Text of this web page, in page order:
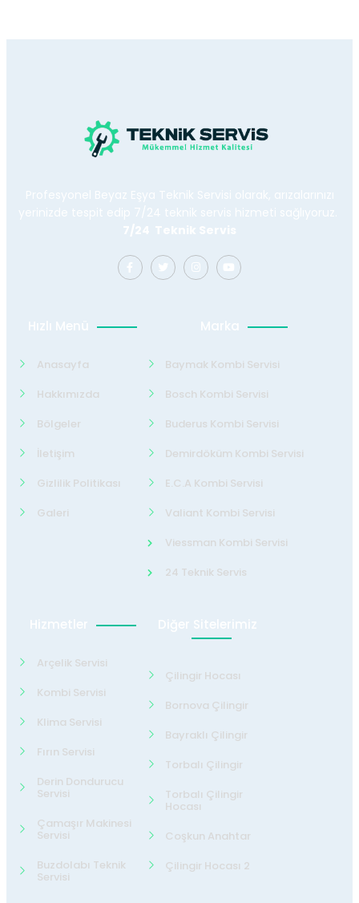
Profesyonel Beyaz Eşya Teknik Servisi olarak, arızalarınızı
yerinizde tespit edip 7/24 teknik servis hizmeti sağlıyoruz.
7/24 Teknik Servis
Hızlı Menü
Anasayfa
Hakkımızda
Bölgeler
İletişim
Gizlilik Politikası
Galeri
Marka
Baymak Kombi Servisi
Bosch Kombi Servisi
Buderus Kombi Servisi
Demirdöküm Kombi Servisi
E.C.A Kombi Servisi
Valiant Kombi Servisi
Viessman Kombi Servisi
24 Teknik Servis
Hizmetler
Arçelik Servisi
Kombi Servisi
Klima Servisi
Fırın Servisi
Derin Dondurucu
Servisi
Çamaşır Makinesi
Servisi
Buzdolabı Teknik
Servisi
Diğer Sitelerimiz
Çilingir Hocası
Bornova Çilingir
Bayraklı Çilingir
Torbalı Çilingir
Torbalı Çilingir
Hocası
Coşkun Anahtar
Çilingir Hocası 2